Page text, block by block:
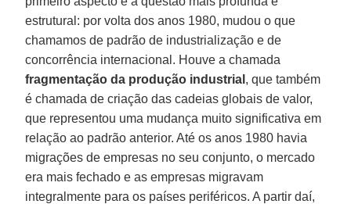
estrutural: por volta dos anos 1980, mudou o que
chamamos de padrão de industrialização e de
concorrência internacional. Houve a chamada
fragmentação da produção industrial , que também
é chamada de criação das cadeias globais de valor,
que representou uma mudança muito significativa em
relação ao padrão anterior. Até os anos 1980 havia
migrações de empresas no seu conjunto, o mercado
era mais fechado e as empresas migravam
integralmente para os países periféricos. A partir daí,